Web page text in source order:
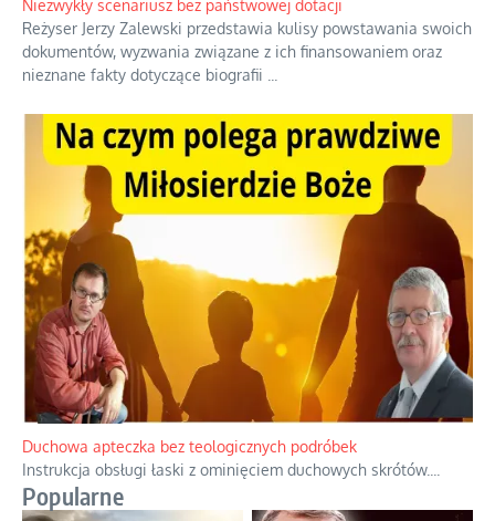
wszystko, aby je zagłuszyć....
Niezwykły scenariusz bez państwowej dotacji
Reżyser Jerzy Zalewski przedstawia kulisy powstawania swoich
dokumentów, wyzwania związane z ich finansowaniem oraz
nieznane fakty dotyczące biografii...